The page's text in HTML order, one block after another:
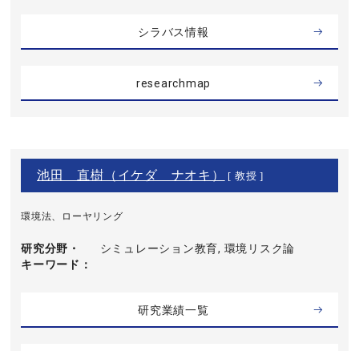
シラバス情報
researchmap
池田 直樹（イケダ ナオキ） [ 教授 ]
環境法、ローヤリング
研究分野・
キーワード
シミュレーション教育, 環境リスク論
研究業績一覧